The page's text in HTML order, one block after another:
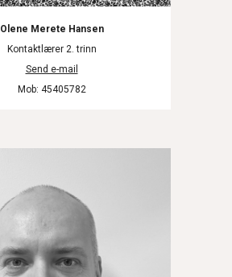
Olene Merete Hansen
Kontaktlærer 2. trinn
Send e-mail
Mob: 45405782